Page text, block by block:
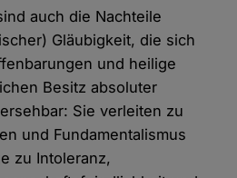
auch die Nachteile
Gläubigkeit, die sich
und heilige
Besitz absoluter
Sie verleiten zu
und Fundamentalismus
zu Intoleranz,